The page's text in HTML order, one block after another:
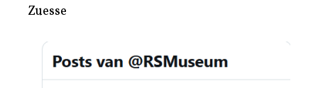
Zuesse